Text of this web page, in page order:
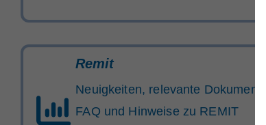
Remit
Neuigkeiten, relevante Dokumente,
FAQ und Hinweise zu REMIT